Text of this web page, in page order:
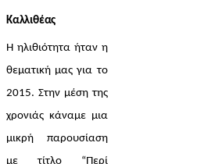
Καλλιθέας
Η ηλιθιότητα ήταν η
θεματική μας για το
2015. Στην μέση της
χρονιάς κάναμε μια
μικρή παρουσίαση
με τίτλο “Περί